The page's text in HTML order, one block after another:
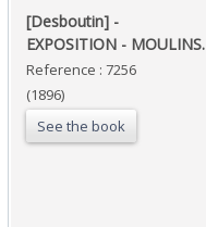
‎[Desboutin] - ‎
‎EXPOSITION - MOULINS.‎
Reference : 7256
(1896)
See the book